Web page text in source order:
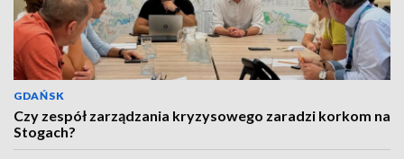
GDAŃSK
Czy zespół zarządzania kryzysowego zaradzi korkom na
Stogach?